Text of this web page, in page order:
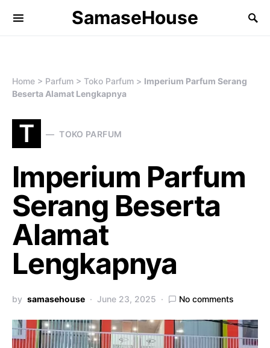
SamaseHouse
Search for:
Home > Parfum > Toko Parfum > Imperium Parfum Serang
Beserta Alamat Lengkapnya
T TOKO PARFUM
Imperium Parfum
Serang Beserta
Alamat
Lengkapnya
by samasehouse June 23, 2025 No comments